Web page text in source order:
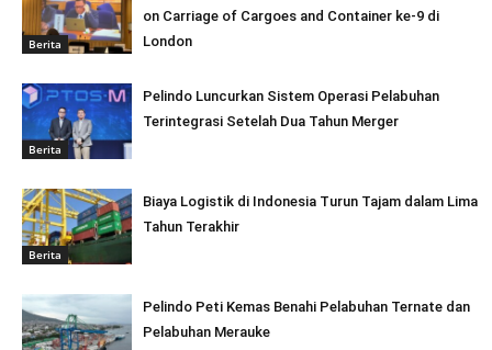
Berita
on Carriage of Cargoes and Container ke-9 di
London
Berita
Pelindo Luncurkan Sistem Operasi Pelabuhan
Terintegrasi Setelah Dua Tahun Merger
Berita
Biaya Logistik di Indonesia Turun Tajam dalam Lima
Tahun Terakhir
Pelindo Peti Kemas Benahi Pelabuhan Ternate dan
Pelabuhan Merauke